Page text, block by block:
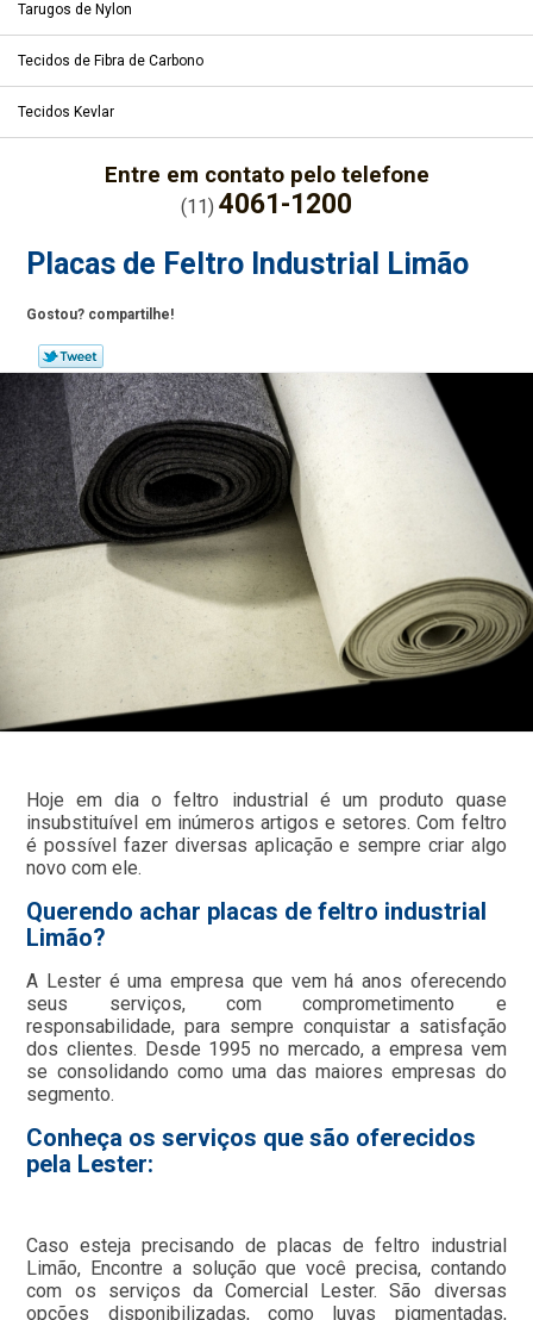
Tarugos de Nylon
Tecidos de Fibra de Carbono
Tecidos Kevlar
Entre em contato pelo telefone
(11) 4061-1200
Placas de Feltro Industrial Limão
Gostou? compartilhe!
Hoje em dia o feltro industrial é um produto quase
insubstituível em inúmeros artigos e setores. Com feltro
é possível fazer diversas aplicação e sempre criar algo
novo com ele.
Querendo achar placas de feltro industrial
Limão?
A Lester é uma empresa que vem há anos oferecendo
seus serviços, com comprometimento e
responsabilidade, para sempre conquistar a satisfação
dos clientes. Desde 1995 no mercado, a empresa vem
se consolidando como uma das maiores empresas do
segmento.
Conheça os serviços que são oferecidos
pela Lester:
Caso esteja precisando de placas de feltro industrial
Limão, Encontre a solução que você precisa, contando
com os serviços da Comercial Lester. São diversas
opções disponibilizadas, como luvas pigmentadas,